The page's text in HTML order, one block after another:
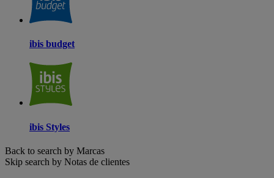
ibis budget
ibis Styles
Back to search by Marcas
Skip search by Notas de clientes